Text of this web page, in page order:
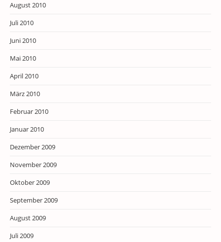
August 2010
Juli 2010
Juni 2010
Mai 2010
April 2010
März 2010
Februar 2010
Januar 2010
Dezember 2009
November 2009
Oktober 2009
September 2009
August 2009
Juli 2009